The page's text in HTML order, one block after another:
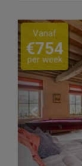
Previous
Vanaf
€754
per week